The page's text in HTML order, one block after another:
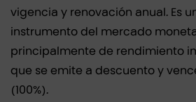
vigencia y renovación anual. Es
instrumento del mercado
principalmente de rendimiento
que se emite a descuento y
(100%).